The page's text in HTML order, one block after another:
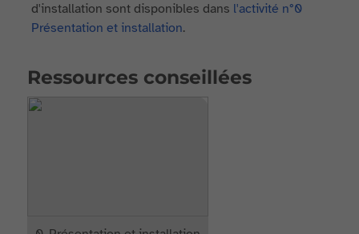
d'installation sont disponibles dans l'activité n°0
Présentation et installation.
Ressources conseillées